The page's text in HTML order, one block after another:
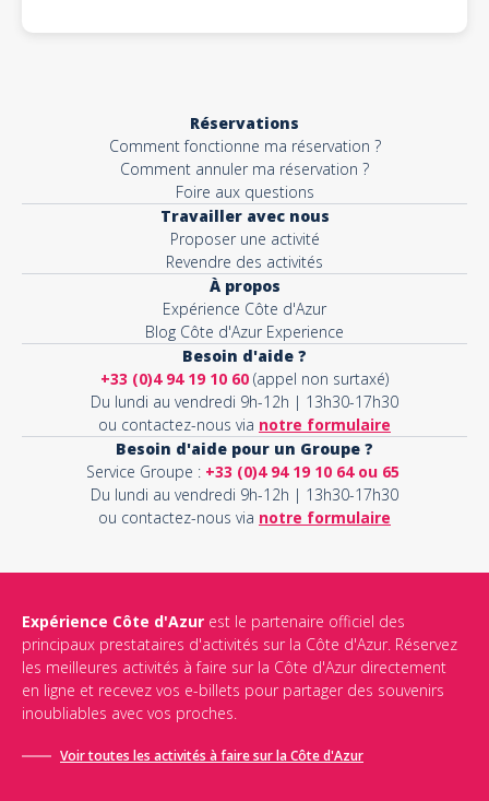
Réservations
Comment fonctionne ma réservation ?
Comment annuler ma réservation ?
Foire aux questions
Travailler avec nous
Proposer une activité
Revendre des activités
À propos
Expérience Côte d'Azur
Blog Côte d'Azur Experience
Besoin d'aide ?
+33 (0)4 94 19 10 60 (appel non surtaxé)
Du lundi au vendredi 9h-12h | 13h30-17h30
ou contactez-nous via notre formulaire
Besoin d'aide pour un Groupe ?
Service Groupe : +33 (0)4 94 19 10 64 ou 65
Du lundi au vendredi 9h-12h | 13h30-17h30
ou contactez-nous via notre formulaire
Expérience Côte d'Azur est le partenaire officiel des
principaux prestataires d'activités sur la Côte d'Azur. Réservez
les meilleures activités à faire sur la Côte d'Azur directement
en ligne et recevez vos e-billets pour partager des souvenirs
inoubliables avec vos proches.
Voir toutes les activités à faire sur la Côte d'Azur